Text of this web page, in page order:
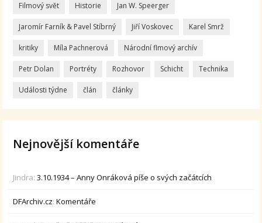
Filmový svět Historie Jan W. Speerger
Jaromír Farník & Pavel Stíbrný Jiří Voskovec Karel Smrž
kritiky Míla Pachnerová Národní flmový archív
Petr Dolan Portréty Rozhovor Schicht Technika
Události týdne člán články
Nejnovější komentáře
Jindra:3.10.1934 – Anny Onráková píše o svých začátcích
DFArchiv.cz:Komentáře